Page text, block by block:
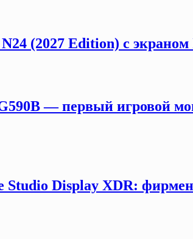
(2027 Edition) с
— первый игровой
Studio Display XDR: